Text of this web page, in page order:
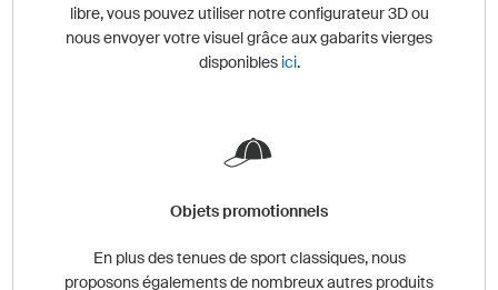
libre, vous pouvez utiliser notre configurateur 3D ou
nous envoyer votre visuel grâce aux gabarits vierges
disponibles ici.
Objets promotionnels
En plus des tenues de sport classiques, nous
proposons égalements de nombreux autres produits